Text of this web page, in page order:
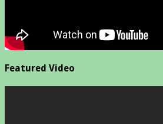
Featured Video